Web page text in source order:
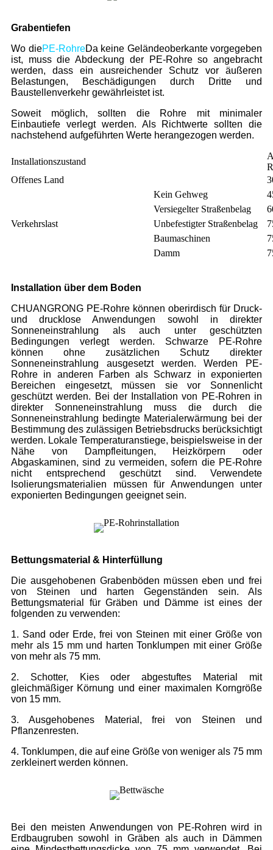
Grabentiefen
Wo diePE-RohreDa keine Geländeoberkante vorgegeben
ist, muss die Abdeckung der PE-Rohre so angebracht
werden, dass ein ausreichender Schutz vor äußeren
Belastungen, Beschädigungen durch Dritte und
Baustellenverkehr gewährleistet ist.
Soweit möglich, sollten die Rohre mit minimaler
Einbautiefe verlegt werden. Als Richtwerte sollten die
nachstehend aufgeführten Werte herangezogen werden.
Installationszustand
Offenes Land
Verkehrslast
Kein Gehweg
Versiegelter Straßenbelag
Unbefestigter Straßenbelag
Baumaschinen
Damm
Installation über dem Boden
CHUANGRONG PE-Rohre können oberirdisch für Druck-
und drucklose Anwendungen sowohl in direkter
Sonneneinstrahlung als auch unter geschützten
Bedingungen verlegt werden. Schwarze PE-Rohre
können ohne zusätzlichen Schutz direkter
Sonneneinstrahlung ausgesetzt werden. Werden PE-
Rohre in anderen Farben als Schwarz in exponierten
Bereichen eingesetzt, müssen sie vor Sonnenlicht
geschützt werden. Bei der Installation von PE-Rohren in
direkter Sonneneinstrahlung muss die durch die
Sonneneinstrahlung bedingte Materialerwärmung bei der
Bestimmung des zulässigen Betriebsdrucks berücksichtigt
werden. Lokale Temperaturanstiege, beispielsweise in der
Nähe von Dampfleitungen, Heizkörpern oder
Abgaskaminen, sind zu vermeiden, sofern die PE-Rohre
nicht entsprechend geschützt sind. Verwendete
Isolierungsmaterialien müssen für Anwendungen unter
exponierten Bedingungen geeignet sein.
Bettungsmaterial & Hinterfüllung
Die ausgehobenen Grabenböden müssen eben und frei
von Steinen und harten Gegenständen sein. Als
Bettungsmaterial für Gräben und Dämme ist eines der
folgenden zu verwenden:
1. Sand oder Erde, frei von Steinen mit einer Größe von
mehr als 15 mm und harten Tonklumpen mit einer Größe
von mehr als 75 mm.
2. Schotter, Kies oder abgestuftes Material mit
gleichmäßiger Körnung und einer maximalen Korngröße
von 15 mm.
3. Ausgehobenes Material, frei von Steinen und
Pflanzenresten.
4. Tonklumpen, die auf eine Größe von weniger als 75 mm
zerkleinert werden können.
Bei den meisten Anwendungen von PE-Rohren wird in
Erdbaugruben sowohl in Gräben als auch in Dämmen